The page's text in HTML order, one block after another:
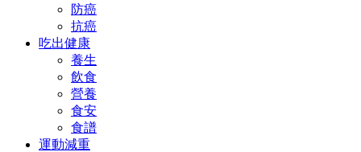
防癌
抗癌
吃出健康
養生
飲食
營養
食安
食譜
運動減重